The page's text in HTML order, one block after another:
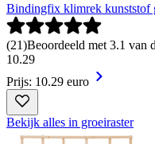
Bindingfix klimrek kunststof
(21)Beoordeeld met 3.1 van
10.29
Prijs: 10.29 euro
Bekijk alles in groeiraster